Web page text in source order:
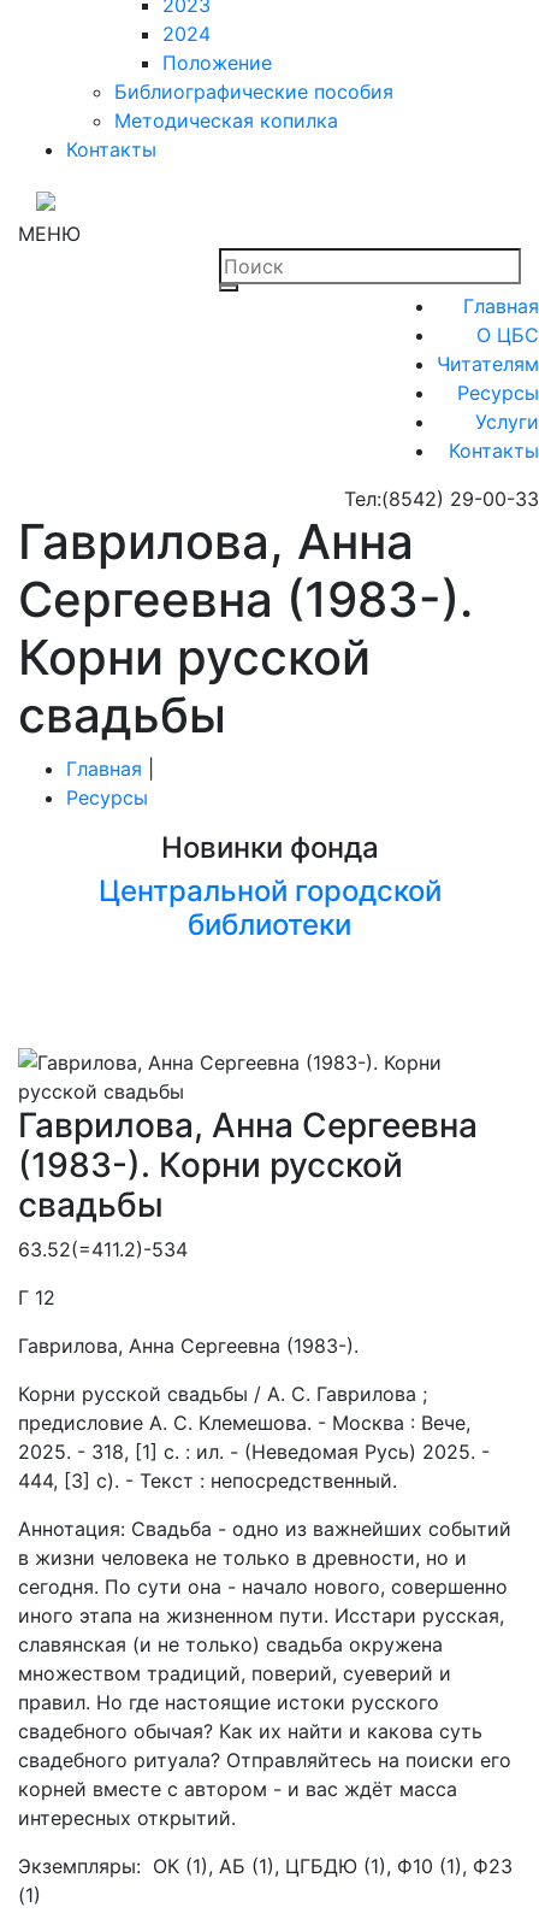
2023
2024
Положение
Библиографические пособия
Методическая копилка
Контакты
МЕНЮ
Главная
О ЦБС
Читателям
Ресурсы
Услуги
Контакты
Тел:(8542) 29-00-33
Гаврилова, Анна
Сергеевна (1983-).
Корни русской
свадьбы
Главная
Ресурсы
Новинки фонда
Центральной городской
библиотеки
Гаврилова, Анна Сергеевна
(1983-). Корни русской
свадьбы
63.52(=411.2)-534
Г 12
Гаврилова, Анна Сергеевна (1983-).
Корни русской свадьбы / А. С. Гаврилова ;
предисловие А. С. Клемешова. - Москва : Вече,
2025. - 318, [1] с. : ил. - (Неведомая Русь) 2025. -
444, [3] с). - Текст : непосредственный.
Аннотация: Свадьба - одно из важнейших событий
в жизни человека не только в древности, но и
сегодня. По сути она - начало нового, совершенно
иного этапа на жизненном пути. Исстари русская,
славянская (и не только) свадьба окружена
множеством традиций, поверий, суеверий и
правил. Но где настоящие истоки русского
свадебного обычая? Как их найти и какова суть
свадебного ритуала? Отправляйтесь на поиски его
корней вместе с автором - и вас ждёт масса
интересных открытий.
Экземпляры: ОК (1), АБ (1), ЦГБДЮ (1), Ф10 (1), Ф23
(1)